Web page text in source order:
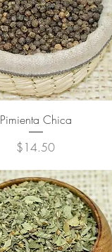
Pimienta Chica
Precio
$14.50